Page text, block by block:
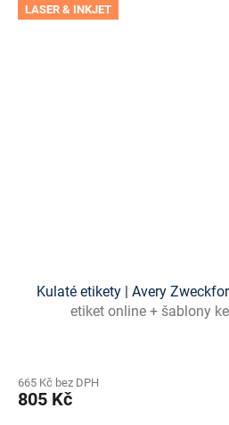
LASER & INKJET
Kulaté etikety | Avery
etiket online + šablony
665 Kč bez DPH
805 Kč